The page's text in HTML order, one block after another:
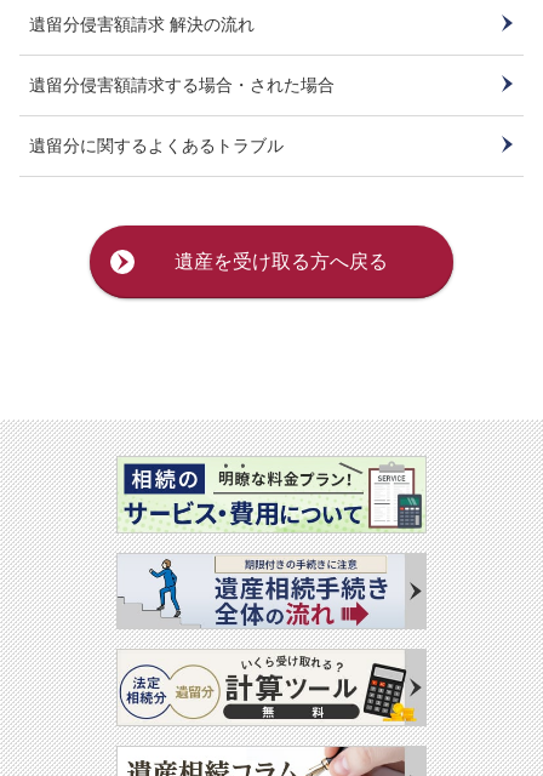
遺留分侵害額請求 解決の流れ
遺留分侵害額請求する場合・された場合
遺留分に関するよくあるトラブル
遺産を受け取る方へ戻る